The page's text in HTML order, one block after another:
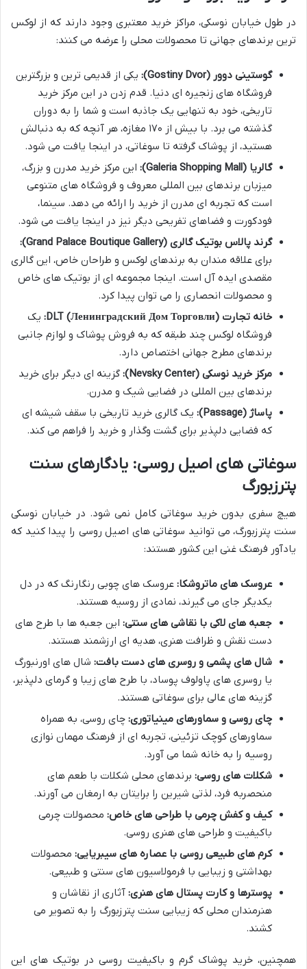
در طول خیابان نوسکی، مراکز خرید معتبری وجود دارند که از لوکس
ترین برندهای جهانی تا محصولات محلی را عرضه می کنند:
گوستینی دوور (Gostiny Dvor):
یکی از قدیمی ترین و بزرگترین
فروشگاه های زنجیره ای دنیا. قدم زدن در این مرکز خرید
تاریخی، خود به تنهایی یک جاذبه است و شما را به دوران
گذشته می برد. با بیش از ۱۷۰ مغازه، هر آنچه که به دنبالش
هستید، از پوشاک گرفته تا سوغاتی، در اینجا یافت می شود.
گالریا (Galeria Shopping Mall):
این مرکز خرید مدرن و بزرگ،
میزبان برندهای بین المللی معروف و فروشگاه های متنوعی
است که تجربه ای مدرن از خرید را ارائه می دهد. سینما،
فودکورت و فضاهای تفریحی دیگر نیز در اینجا یافت می شود.
گرند پالاس بوتیک گالری (Grand Palace Boutique Gallery):
برای علاقه مندان به برندهای لوکس و طراحان خاص، این گالری
مقصدی ایده آل است. اینجا مجموعه ای از بوتیک های خاص
و محصولات انحصاری را می توان پیدا کرد.
خانه تجارت DLT (Ленинградский Дом Торговли):
یک
فروشگاه لوکس چند طبقه که به فروش پوشاک و لوازم جانبی
برندهای مطرح جهانی اختصاص دارد.
مرکز خرید نوسکی (Nevsky Center):
گزینه ای دیگر برای خرید
برندهای بین المللی در فضایی شیک و مدرن.
پاساژ (Passage):
یک گالری خرید تاریخی با سقف شیشه ای
که فضایی دلپذیر برای گشت وگذار و خرید را فراهم می کند.
سوغاتی های اصیل روسی: یادگارهای سنت
پترزبورگ
هیچ سفری بدون خرید سوغاتی کامل نمی شود. در خیابان نوسکی
سنت پترزبورگ، می توانید سوغاتی های اصیل روسی را پیدا کنید که
یادآور فرهنگ غنی این کشور هستند:
عروسک های ماتروشکا: عروسک های چوبی رنگارنگ که در دل
یکدیگر جای می گیرند، نمادی از روسیه هستند.
جعبه های لاکی با نقاشی های سنتی: این جعبه ها با طرح های
دست نقش و ظرافت هنری، هدیه ای ارزشمند هستند.
شال های پشمی و روسری های دست بافت: شال های اورنبورگ
یا روسری های پاولوف پوساد، با طرح های زیبا و گرمای دلپذیر،
گزینه های عالی برای سوغاتی هستند.
چای روسی و سماورهای مینیاتوری: چای روسی، به همراه
سماورهای کوچک تزئینی، تجربه ای از فرهنگ مهمان نوازی
روسیه را به خانه شما می آورد.
شکلات های روسی: برندهای محلی شکلات با طعم های
منحصربه فرد، لذتی شیرین را برایتان به ارمغان می آورند.
کیف و کفش چرمی با طراحی های خاص: محصولات چرمی
باکیفیت و طراحی های هنری روسی.
کرم های طبیعی روسی با عصاره های سیبریایی: محصولات
بهداشتی و زیبایی با فرمولاسیون های سنتی و طبیعی.
پوسترها و کارت پستال های هنری: آثاری از نقاشان و
هنرمندان محلی که زیبایی سنت پترزبورگ را به تصویر می
کشند.
همچنین، خرید پوشاک گرم و باکیفیت روسی در بوتیک های این